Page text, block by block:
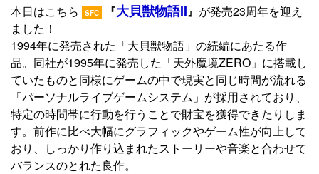
本日はこちら SFC 『大貝獣物語II 』 が発売23周年を迎え
ました！
1994年に発売された「大貝獣物語」の続編にあたる作
品。同社が1995年に発売した「天外魔境ZERO」に搭載し
ていたものと同様にゲームの中で現実と同じ時間が流れる
「パーソナルライブゲームシステム」が採用されており、
特定の時間帯に行動を行うことで財宝を獲得できたりしま
す。前作に比べ大幅にグラフィックやゲーム性が向上して
おり、しっかり作り込まれたストーリーや音楽と合わせて
バランスのとれた良作。